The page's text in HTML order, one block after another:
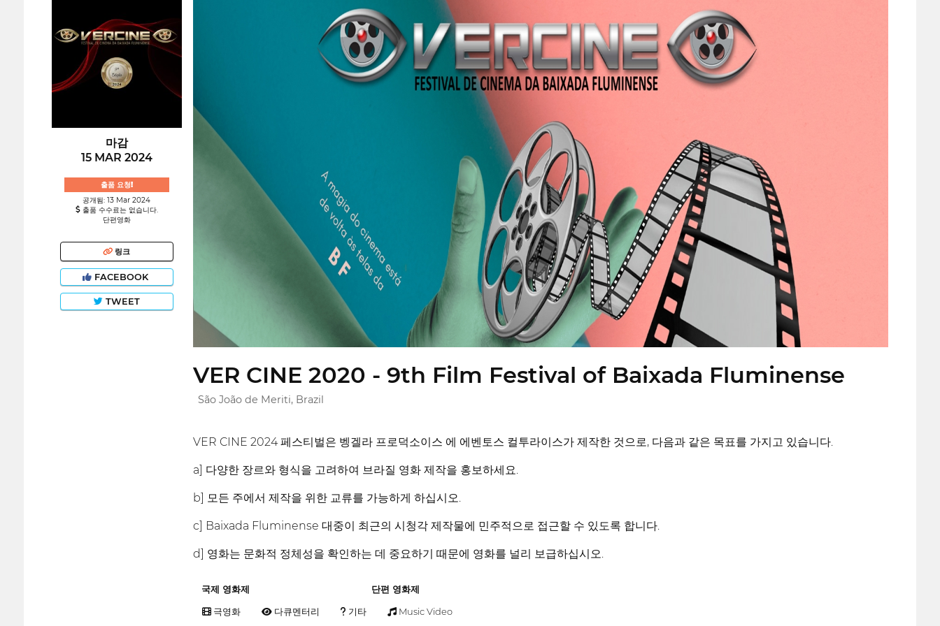
마감
15 MAR 2024
출품 요청!
공개됨: 13 Mar 2024
출품 수수료는 없습니다.
단편영화
링크
FACEBOOK
TWEET
VER CINE 2020 - 9th Film Festival of Baixada Fluminense
São João de Meriti, Brazil
VER CINE 2024 페스티벌은 벵겔라 프로덕소이스 에 에벤토스 컬투라이스가 제작한 것으로, 다음과 같은 목표를 가지고 있습니다.
a] 다양한 장르와 형식을 고려하여 브라질 영화 제작을 홍보하세요.
b] 모든 주에서 제작을 위한 교류를 가능하게 하십시오.
c] Baixada Fluminense 대중이 최근의 시청각 제작물에 민주적으로 접근할 수 있도록 합니다.
d] 영화는 문화적 정체성을 확인하는 데 중요하기 때문에 영화를 널리 보급하십시오.
국제 영화제 단편 영화제
극영화 다큐멘터리 기타 Music Video